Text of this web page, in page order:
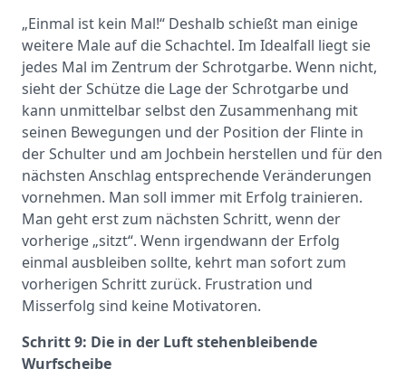
„Einmal ist kein Mal!“ Deshalb schießt man einige
weitere Male auf die Schachtel. Im Idealfall liegt sie
jedes Mal im Zentrum der Schrotgarbe. Wenn nicht,
sieht der Schütze die Lage der Schrotgarbe und
kann unmittelbar selbst den Zusammenhang mit
seinen Bewegungen und der Position der Flinte in
der Schulter und am Jochbein herstellen und für den
nächsten Anschlag entsprechende Veränderungen
vornehmen. Man soll immer mit Erfolg trainieren.
Man geht erst zum nächsten Schritt, wenn der
vorherige „sitzt“. Wenn irgendwann der Erfolg
einmal ausbleiben sollte, kehrt man sofort zum
vorherigen Schritt zurück. Frustration und
Misserfolg sind keine Motivatoren.
Schritt 9: Die in der Luft stehenbleibende
Wurfscheibe